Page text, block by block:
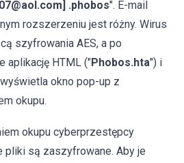
.phobos". E-mail
rozszerzeniu jest różny. Wirus
szyfrowania AES, a po
aplikację HTML ("Phobos.hta") i
okno pop-up z
okupu.
okupu cyberprzestępcy
są zaszyfrowane. Aby je